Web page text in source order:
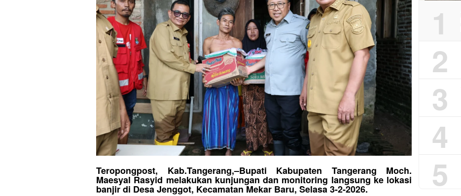
Teropongpost, Kab.Tangerang,–Bupati Kabupaten Tangerang Moch.
Maesyal Rasyid melakukan kunjungan dan monitoring langsung ke lokasi
banjir di Desa Jenggot, Kecamatan Mekar Baru, Selasa 3-2-2026.
1
2
3
4
5